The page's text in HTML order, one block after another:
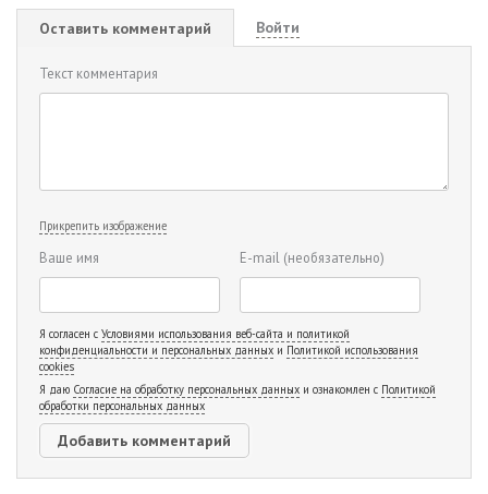
Оставить комментарий Войти
Текст комментария
Прикрепить изображение
Ваше имя E-mail (необязательно)
Я согласен с Условиями использования веб-сайта и политикой
конфиденциальности и персональных данных и Политикой использования
cookies
Я даю Согласие на обработку персональных данных и ознакомлен с Политикой
обработки персональных данных